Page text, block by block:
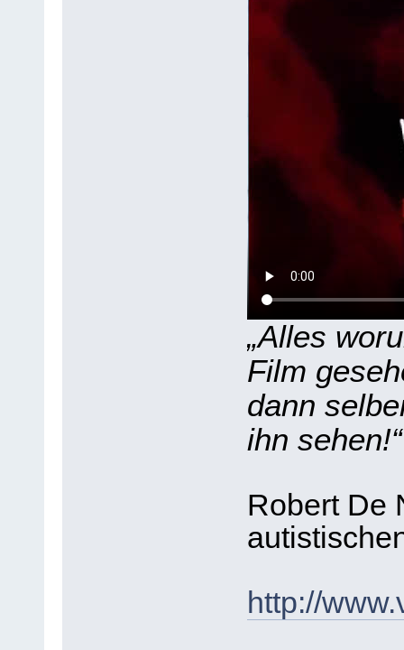
„Alles
Film
dann
ihn sehen!“
Robert De
http://